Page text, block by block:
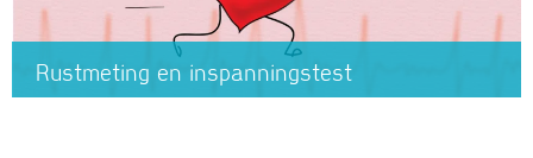
Rustmeting en inspanningstest